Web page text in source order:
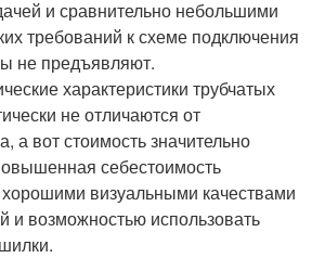
и сравнительно небольшими
требований к схеме подключения
не предъявляют.
характеристики трубчатых
не отличаются от
а вот стоимость значительно
себестоимость
визуальными качествами
и возможностью использовать